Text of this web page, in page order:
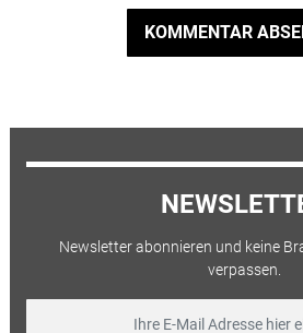
KOMMENTAR
Newsletter abonnieren und keine
verpassen.